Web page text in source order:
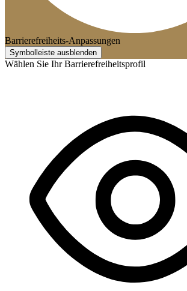
Barrierefreiheits-Anpassungen
Symbolleiste ausblenden
Wählen Sie Ihr Barrierefreiheitsprofil